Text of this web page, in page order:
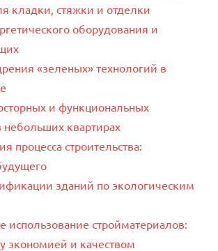
кладки, стяжки и отделки
оборудования и
«зеленых» технологий в
и функциональных
небольших квартирах
процесса строительства:
зданий по экологическим
использование стройматериалов:
экономией и качеством